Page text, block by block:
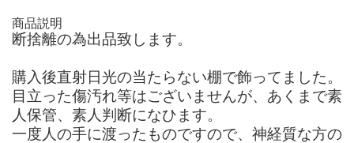
商品説明
断捨離の為出品致します。
購入後直射日光の当たらない棚で飾ってました。
目立った傷汚れ等はございませんが、あくまで素
人保管、素人判断になひます。
一度人の手に渡ったものですので、神経質な方の